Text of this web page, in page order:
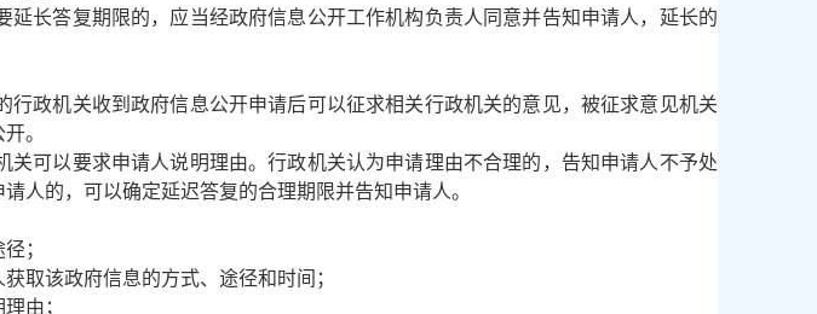
长答复期限的，应当经政府信息公开工作机构负责人同意并告知申请人，延长的
政机关收到政府信息公开申请后可以征求相关行政机关的意见，被征求意见机关
。
可以要求申请人说明理由。行政机关认为申请理由不合理的，告知申请人不予处
人的，可以确定延迟答复的合理期限并告知申请人。
；
取该政府信息的方式、途径和时间；
由；